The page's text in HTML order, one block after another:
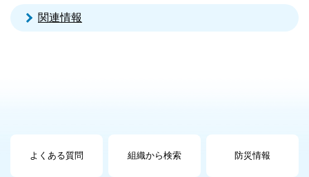
関連情報
よくある質問 組織から検索 防災情報